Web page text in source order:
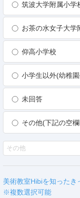
筑波大学附属小学
お茶の水女子大学
仰高小学校
小学生以外(幼稚
未回答
その他(下記の空
美術教室Hibiを知ったき
※複数選択可能